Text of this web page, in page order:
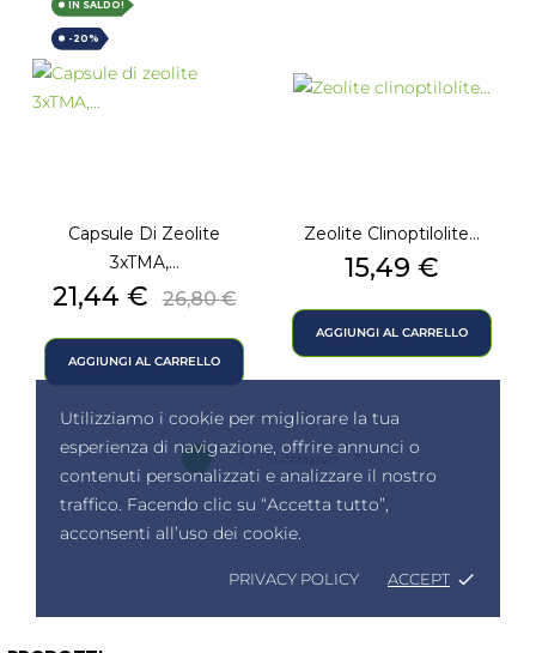
Utilizziamo i cookie per migliorare la tua
esperienza di navigazione, offrire annunci o
contenuti personalizzati e analizzare il nostro
traffico. Facendo clic su “Accetta tutto”,
acconsenti all’uso dei cookie.
PRIVACY POLICY ACCEPT done
Capsule Di Zeolite
3xTMA,...
Prezzo
21,44 € Prezzo
26,80 €
AGGIUNGI AL CARRELLO
IN SALDO!
-20%
Zeolite Clinoptilolite...
Prezzo
15,49 €
AGGIUNGI AL CARRELLO
1 2 Successivo 